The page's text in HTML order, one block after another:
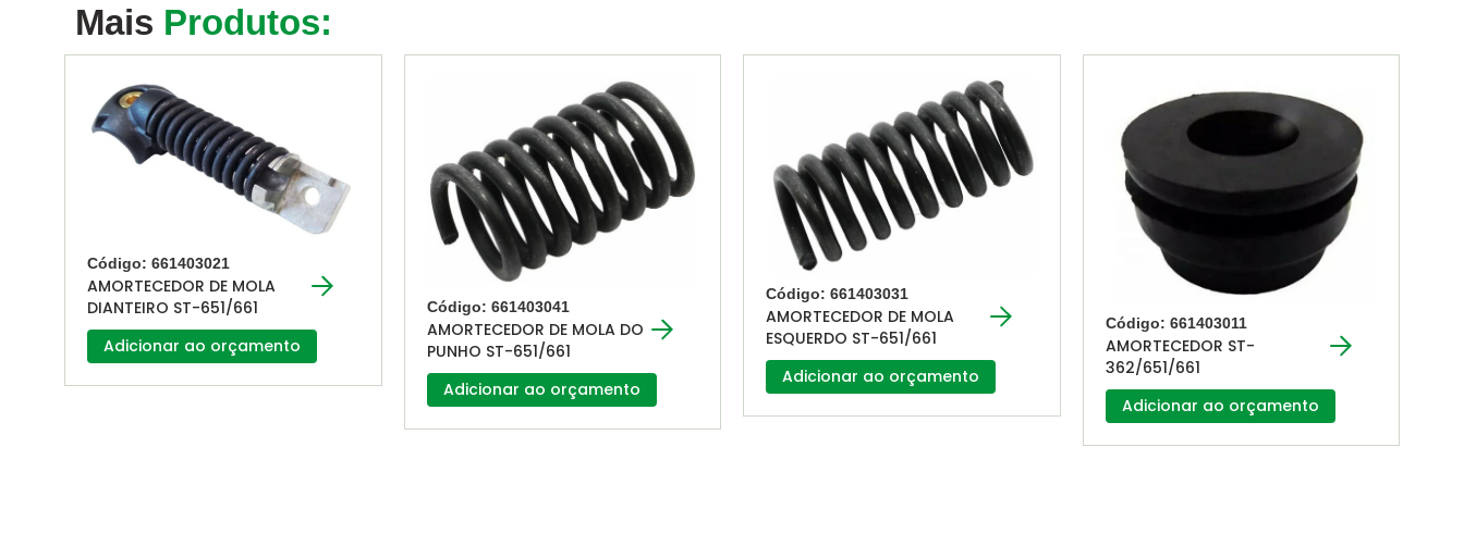
Mais Produtos:
Código: 661403021
AMORTECEDOR DE MOLA
DIANTEIRO ST-651/661
Adicionar ao orçamento
Código: 661403041
AMORTECEDOR DE MOLA DO
PUNHO ST-651/661
Adicionar ao orçamento
Código: 661403031
AMORTECEDOR DE MOLA
ESQUERDO ST-651/661
Adicionar ao orçamento
Código: 661403011
AMORTECEDOR ST-
362/651/661
Adicionar ao orçamento